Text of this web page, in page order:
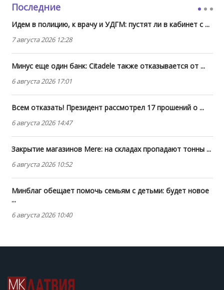
Последние
Идем в полицию, к врачу и УДГМ: пустят ли в кабинет с ...
7 августа 2026 12:28
Минус еще один банк: Citadele также отказывается от ...
6 августа 2026 17:01
Всем отказать! Президент рассмотрел 17 прошений о ...
6 августа 2026 14:47
Закрытие магазинов Mere: на складах пропадают тонны ...
6 августа 2026 10:52
Минблаг обещает помочь семьям с детьми: будет новое
...
6 августа 2026 10:40